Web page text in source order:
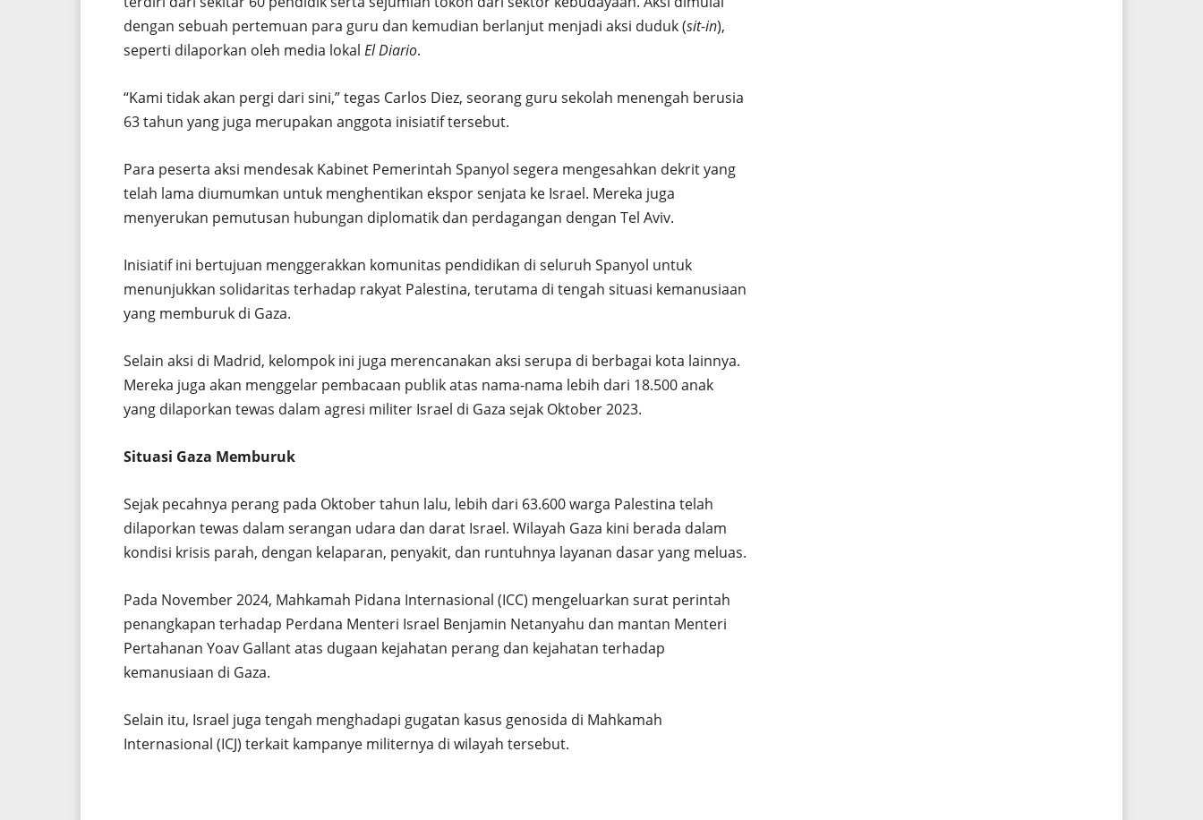
dengan sebuah pertemuan para guru dan kemudian berlanjut menjadi aksi duduk (sit-in),
seperti dilaporkan oleh media lokal El Diario.
“Kami tidak akan pergi dari sini,” tegas Carlos Diez, seorang guru sekolah menengah berusia
63 tahun yang juga merupakan anggota inisiatif tersebut.
Para peserta aksi mendesak Kabinet Pemerintah Spanyol segera mengesahkan dekrit yang
telah lama diumumkan untuk menghentikan ekspor senjata ke Israel. Mereka juga
menyerukan pemutusan hubungan diplomatik dan perdagangan dengan Tel Aviv.
Inisiatif ini bertujuan menggerakkan komunitas pendidikan di seluruh Spanyol untuk
menunjukkan solidaritas terhadap rakyat Palestina, terutama di tengah situasi kemanusiaan
yang memburuk di Gaza.
Selain aksi di Madrid, kelompok ini juga merencanakan aksi serupa di berbagai kota lainnya.
Mereka juga akan menggelar pembacaan publik atas nama-nama lebih dari 18.500 anak
yang dilaporkan tewas dalam agresi militer Israel di Gaza sejak Oktober 2023.
Situasi Gaza Memburuk
Sejak pecahnya perang pada Oktober tahun lalu, lebih dari 63.600 warga Palestina telah
dilaporkan tewas dalam serangan udara dan darat Israel. Wilayah Gaza kini berada dalam
kondisi krisis parah, dengan kelaparan, penyakit, dan runtuhnya layanan dasar yang meluas.
Pada November 2024, Mahkamah Pidana Internasional (ICC) mengeluarkan surat perintah
penangkapan terhadap Perdana Menteri Israel Benjamin Netanyahu dan mantan Menteri
Pertahanan Yoav Gallant atas dugaan kejahatan perang dan kejahatan terhadap
kemanusiaan di Gaza.
Selain itu, Israel juga tengah menghadapi gugatan kasus genosida di Mahkamah
Internasional (ICJ) terkait kampanye militernya di wilayah tersebut.